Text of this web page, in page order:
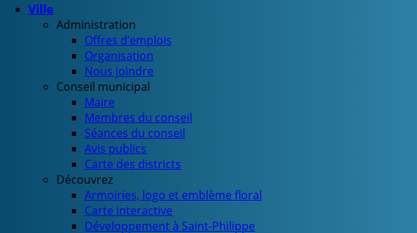
Ville
Administration
Offres d’emplois
Organisation
Nous joindre
Conseil municipal
Maire
Membres du conseil
Séances du conseil
Avis publics
Carte des districts
Découvrez
Armoiries, logo et emblème floral
Carte interactive
Développement à Saint-Philippe